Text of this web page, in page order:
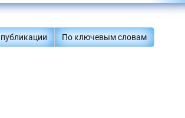
По ключевым словам